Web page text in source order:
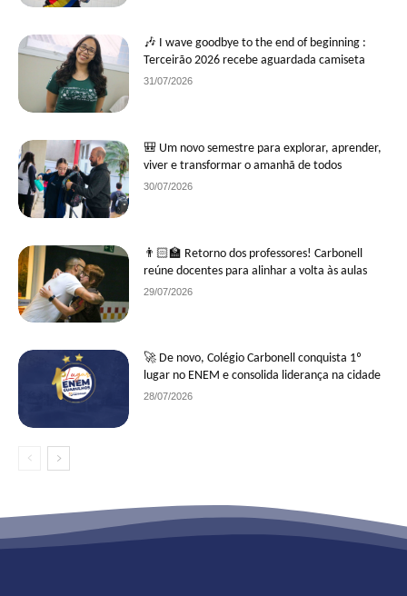
🎶 I wave goodbye to the end of beginning :
Terceirão 2026 recebe aguardada camiseta
31/07/2026
🎒 Um novo semestre para explorar, aprender,
viver e transformar o amanhã de todos
30/07/2026
👨🏻‍🏫 Retorno dos professores! Carbonell
reúne docentes para alinhar a volta às aulas
29/07/2026
🚀 De novo, Colégio Carbonell conquista 1º
lugar no ENEM e consolida liderança na cidade
28/07/2026